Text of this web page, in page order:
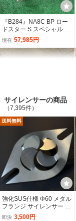
ブマフラー 動作確認済
済
【稀少】美品 LightWeight
Performance EXHAUST
BMW M3 F80/F82 M4 S5
5 ライトウェイト パフォ
ーマンス マフラー M 可変
バルブ Muffler
『B284』NA8C BP ロー
ドスター S スペシャル タ
イプⅡ FGK FUJITSUBO
藤壺 社外 ステン エキマ
ニ エキゾーストマニホー
ルド a23 NB6C NB8C
現在 57,985円
BNR34 GT-R サード Tom
ei チタン 触媒ストレート
キャタライザー スカイラ
イン BNR32 BCNR33 シ
ルビア S13 S14 S15 日産
nismo
12,500円
サイレンサーの商品
（7,395件）
送料無料
強化SUS仕様 Φ60 メタル
フランジ サイレンサー マ
フラー 消音 トルクアップ
即決 3,500円